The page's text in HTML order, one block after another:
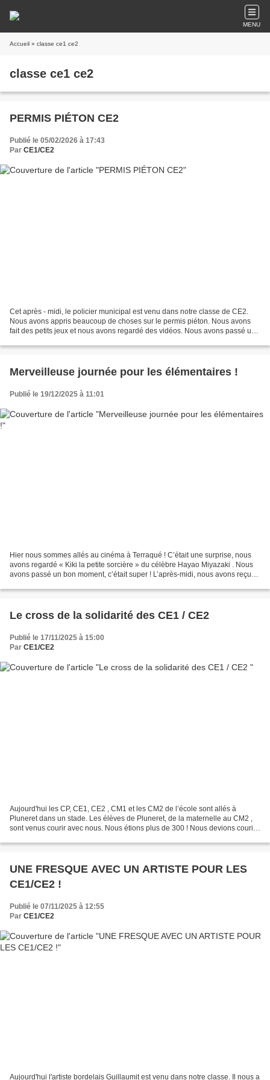
MENU
Accueil » classe ce1 ce2
classe ce1 ce2
PERMIS PIÉTON CE2
Publié le 05/02/2026 à 17:43
Par CE1/CE2
Cet après - midi, le policier municipal est venu dans notre classe de CE2.
Nous avons appris beaucoup de choses sur le permis piéton. Nous avons
fait des petits jeux et nous avons regardé des vidéos. Nous avons passé un
Merveilleuse journée pour les élémentaires !
Publié le 19/12/2025 à 11:01
Hier nous sommes allés au cinéma à Terraqué ! C’était une surprise, nous
avons regardé « Kiki la petite sorcière » du célèbre Hayao Miyazaki . Nous
avons passé un bon moment, c’était super ! L’après-midi, nous avons reçu
Le cross de la solidarité des CE1 / CE2
Publié le 17/11/2025 à 15:00
Par CE1/CE2
Aujourd'hui les CP, CE1, CE2 , CM1 et les CM2 de l’école sont allés à
Pluneret dans un stade. Les élèves de Pluneret, de la maternelle au CM2 ,
sont venus courir avec nous. Nous étions plus de 300 ! Nous devions courir
UNE FRESQUE AVEC UN ARTISTE POUR LES
CE1/CE2 !
Publié le 07/11/2025 à 12:55
Par CE1/CE2
Aujourd'hui l'artiste bordelais Guillaumit est venu dans notre classe. Il nous a